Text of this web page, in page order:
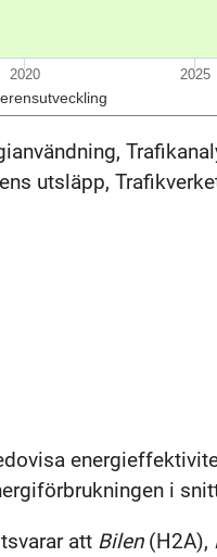
2020 2025
utsläpp,
i
att Bilen(H2A),